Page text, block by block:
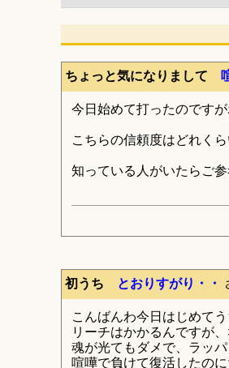
ちょっと気になりまして
今日始めて打ったのです
こちらの信頼度はどれく
知っている人がいたらご参
初うち とおりすがり・・
こんばんわ今日はじめて
リーチはかかるんですが
魂が光てもダメで、ラッパ
喧嘩で負けて復活したのに